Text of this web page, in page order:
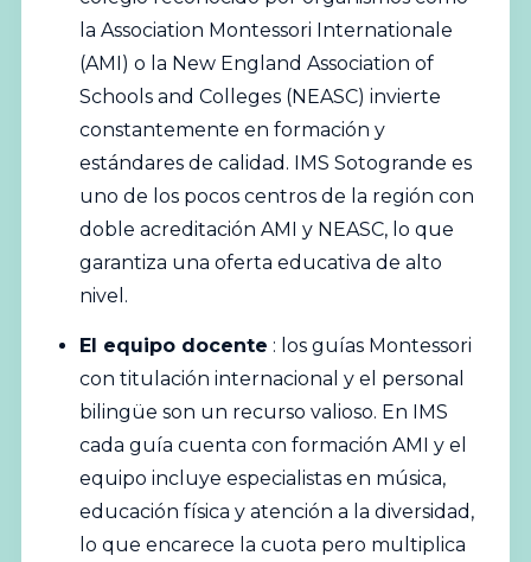
la Association Montessori Internationale
(AMI) o la New England Association of
Schools and Colleges (NEASC) invierte
constantemente en formación y
estándares de calidad. IMS Sotogrande es
uno de los pocos centros de la región con
doble acreditación AMI y NEASC, lo que
garantiza una oferta educativa de alto
nivel.
El equipo docente : los guías Montessori
con titulación internacional y el personal
bilingüe son un recurso valioso. En IMS
cada guía cuenta con formación AMI y el
equipo incluye especialistas en música,
educación física y atención a la diversidad,
lo que encarece la cuota pero multiplica